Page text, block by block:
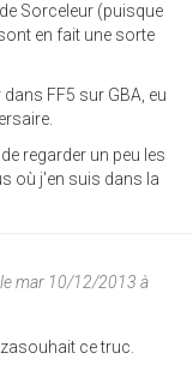
Sorceleur (puisque
en fait une sorte
FF5 sur GBA, eu
regarder un peu les
où j'en suis dans la
le mar 10/12/2013 à
ce truc.